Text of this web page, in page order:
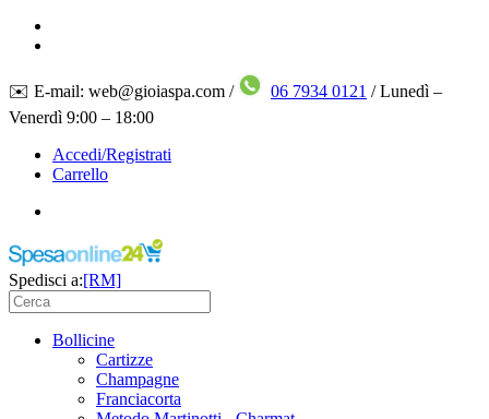
✉️ E-mail: web@gioiaspa.com / 06 7934 0121 / Lunedì –
Venerdì 9:00 – 18:00
Accedi/Registrati
Carrello
Spedisci a:[RM]
Bollicine
Cartizze
Champagne
Franciacorta